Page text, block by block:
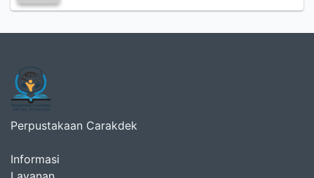
Perpustakaan Carakdek
Informasi